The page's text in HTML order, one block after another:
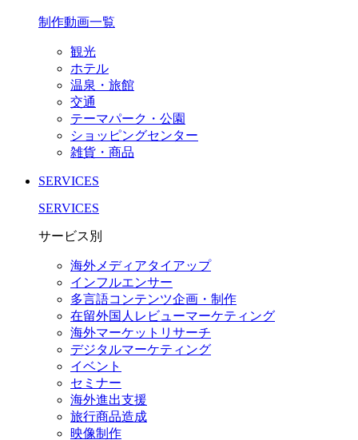
制作動画一覧
観光
ホテル
温泉・旅館
交通
テーマパーク・公園
ショッピングセンター
雑貨・商品
SERVICES
SERVICES
サービス別
海外メディアタイアップ
インフルエンサー
多言語コンテンツ企画・制作
在留外国⼈レビューマーケティング
海外マーケットリサーチ
デジタルマーケティング
イベント
セミナー
海外進出支援
旅行商品造成
映像制作